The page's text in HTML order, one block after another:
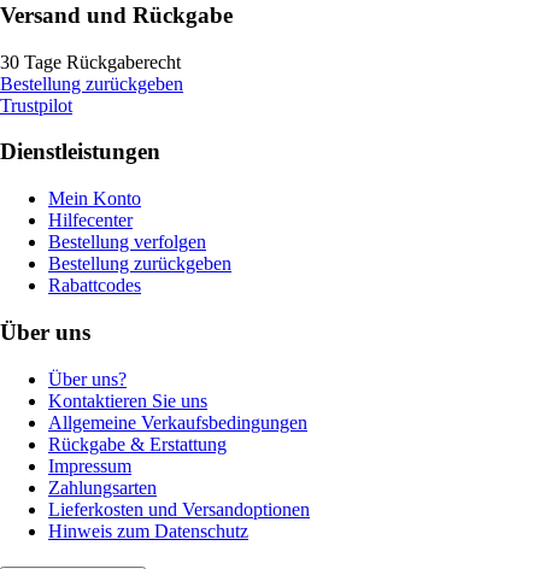
Versand und Rückgabe
30 Tage Rückgaberecht
Bestellung zurückgeben
Trustpilot
Dienstleistungen
Mein Konto
Hilfecenter
Bestellung verfolgen
Bestellung zurückgeben
Rabattcodes
Über uns
Über uns?
Kontaktieren Sie uns
Allgemeine Verkaufsbedingungen
Rückgabe & Erstattung
Impressum
Zahlungsarten
Lieferkosten und Versandoptionen
Hinweis zum Datenschutz